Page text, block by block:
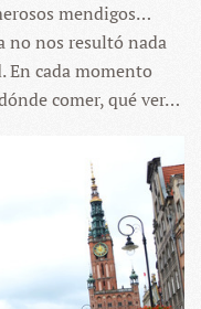
mendigos…
no nos resultó nada
En cada momento
comer, qué ver…